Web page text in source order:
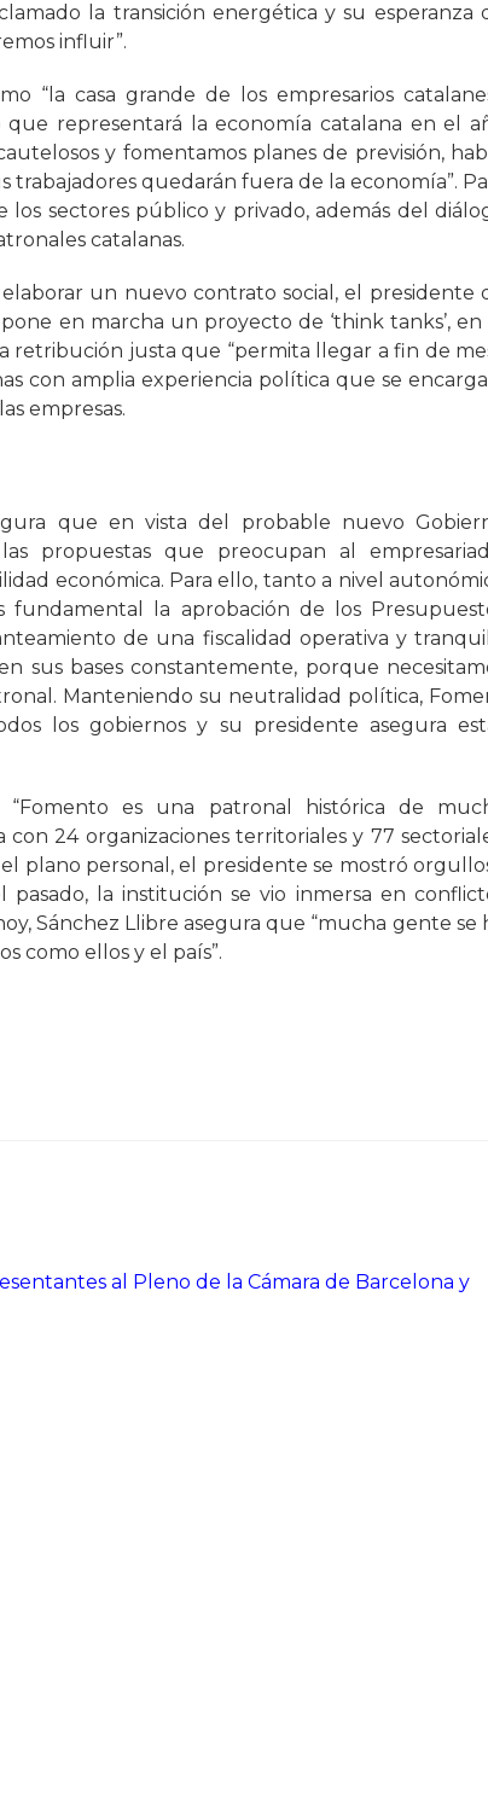
la transición energética y su esperanza
influir”.
“la casa grande de los empresarios
representará la economía catalana en el
y fomentamos planes de previsión,
quedarán fuera de la economía”.
sectores público y privado, además del
catalanas.
un nuevo contrato social, el presidente
en marcha un proyecto de ‘think tanks’, en
justa que “permita llegar a fin de
con amplia experiencia política que se
empresas.
que en vista del probable nuevo
propuestas que preocupan al
económica. Para ello, tanto a nivel
fundamental la aprobación de los
de una fiscalidad operativa y
sus bases constantemente, porque
Manteniendo su neutralidad política,
los gobiernos y su presidente asegura
es una patronal histórica de
24 organizaciones territoriales y 77
plano personal, el presidente se mostró
la institución se vio inmersa en
Sánchez Llibre asegura que “mucha gente se
como ellos y el país”.
al Pleno de la Cámara de Barcelona y